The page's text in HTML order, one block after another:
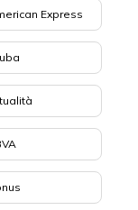
Express